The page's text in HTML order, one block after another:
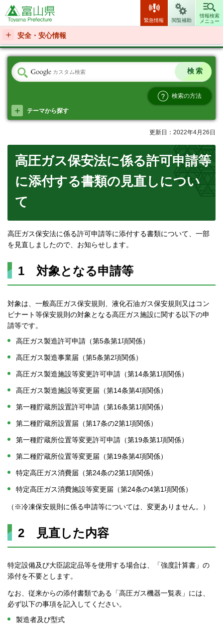
富山県
緊急情報 閲覧補助
情報検索
メニュー
安全・安心情報
検索の方法
テーマから探す
更新日：2022年4月26日
高圧ガス保安法に係る許可申請等
に添付する書類の見直しについ
て
高圧ガス保安法に係る許可申請等に添付する書類について、一部
を見直しましたので、お知らせします。
1 対象となる申請等
対象は、一般高圧ガス保安規則、液化石油ガス保安規則又はコン
ビナート等保安規則の対象となる高圧ガス施設に関する以下の申
請等です。
高圧ガス製造許可申請（第5条第1項関係）
高圧ガス製造事業届（第5条第2項関係）
高圧ガス製造施設等変更許可申請（第14条第1項関係）
高圧ガス製造施設等変更届（第14条第4項関係）
第一種貯蔵所設置許可申請（第16条第1項関係）
第二種貯蔵所設置届（第17条の2第1項関係）
第一種貯蔵所位置等変更許可申請（第19条第1項関係）
第二種貯蔵所位置等変更届（第19条第4項関係）
特定高圧ガス消費届（第24条の2第1項関係）
特定高圧ガス消費施設等変更届（第24条の4第1項関係）
（※冷凍保安規則に係る申請等については、変更ありません。）
2 見直した内容
特定設備及び大臣認定品等を使用する場合は、「強度計算書」の
添付を不要とします。
なお、従来からの添付書類である「高圧ガス機器一覧表」には、
必ず以下の事項を記入してください。
製造者及び型式